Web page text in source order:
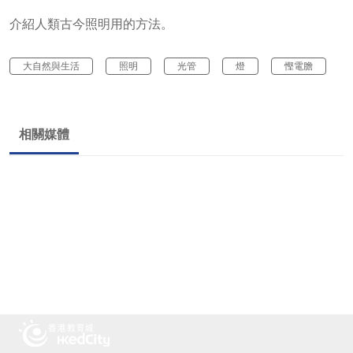
介紹人類古今照明用的方法。
大自然與生活 照明 光管 燈 慳電膽
相關媒體